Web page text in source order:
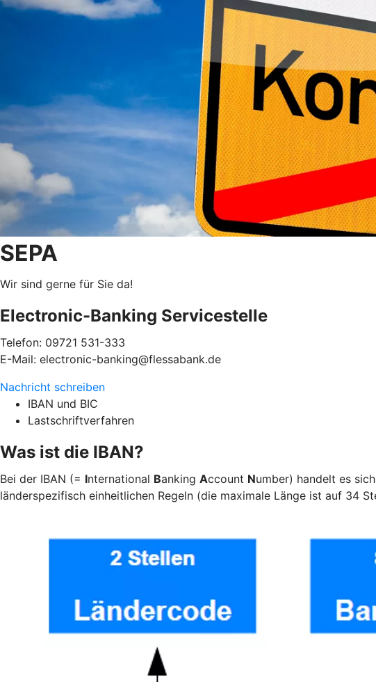
SEPA
Wir sind gerne für Sie da!
Electronic-Banking Servicestelle
Telefon: 09721 531-333
E-Mail: electronic-banking@flessabank.de
Nachricht schreiben
IBAN und BIC
Lastschriftverfahren
Was ist die IBAN?
Bei der IBAN (= International Banking Account Number) handelt es
länderspezifisch einheitlichen Regeln (die maximale Länge ist auf 34